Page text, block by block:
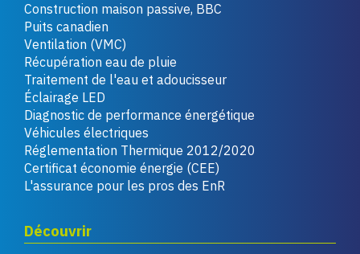
Construction maison passive, BBC
Puits canadien
Ventilation (VMC)
Récupération eau de pluie
Traitement de l'eau et adoucisseur
Éclairage LED
Diagnostic de performance énergétique
Véhicules électriques
Réglementation Thermique 2012/2020
Certificat économie énergie (CEE)
L'assurance pour les pros des EnR
Découvrir